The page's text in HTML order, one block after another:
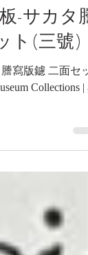
-サカタ謄
ト(三號)
寫版鑢 二面セッ
Collections |